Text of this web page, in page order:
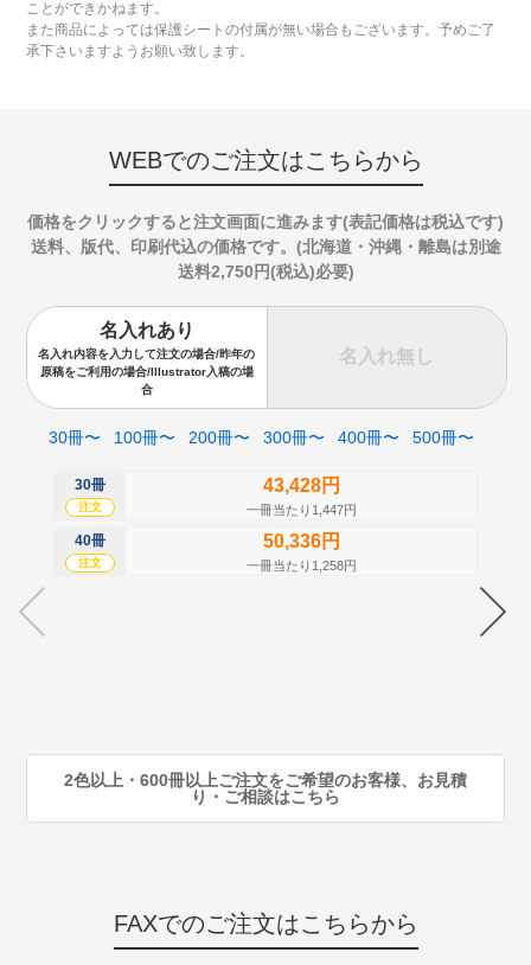
ことができかねます。
また商品によっては保護シートの付属が無い場合もございます。予めご了
承下さいますようお願い致します。
WEBでのご注文はこちらから
価格をクリックすると注文画面に進みます(表記価格は税込です)
送料、版代、印刷代込の価格です。(北海道・沖縄・離島は別途
送料2,750円(税込)必要)
名入れあり
名入れ内容を入力して注文の場合/昨年の
原稿をご利用の場合/Illustrator入稿の場
合
名入れ無し
30冊〜 100冊〜 200冊〜 300冊〜 400冊〜 500冊〜
30冊
注文
43,428円
一冊当たり1,447円
40冊
注文
50,336円
一冊当たり1,258円
2色以上・600冊以上ご注文をご希望のお客様、お見積
り・ご相談はこちら
FAXでのご注文はこちらから